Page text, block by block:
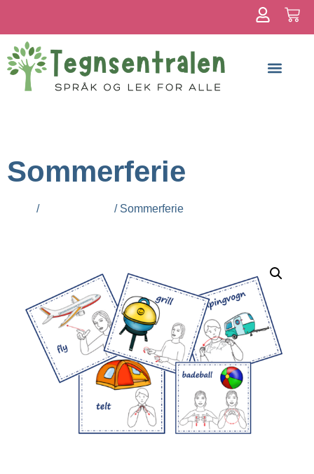
Sommerferie
/ / Sommerferie